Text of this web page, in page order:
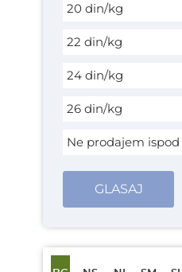
20 din/kg
22 din/kg
24 din/kg
26 din/kg
Ne prodajem
GLASAJ